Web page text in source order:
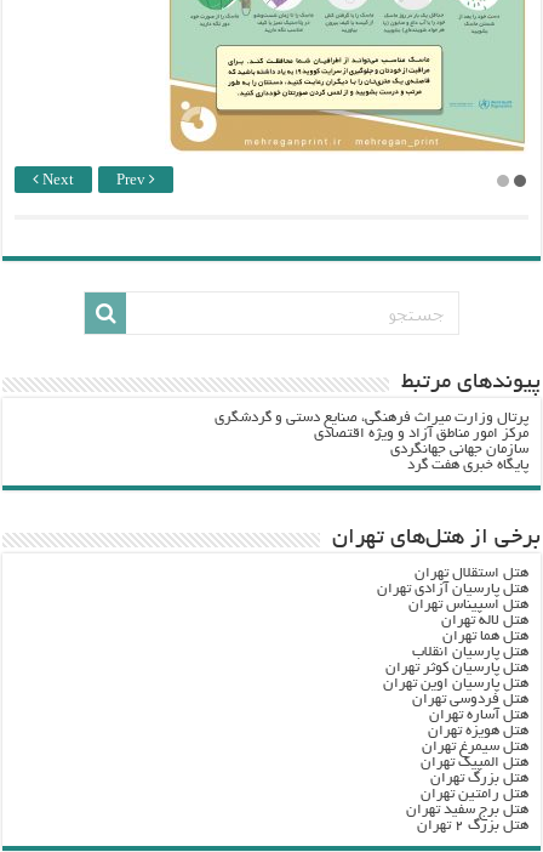
Next Prev
پيوندهاي مرتبط
پرتال وزارت ميراث فرهنگي، صنایع دستی و گردشگري
مرکز امور مناطق آزاد و ویژه اقتصادی
سازمان جهانی جهانگردی
پایگاه خبری هفت گرد
برخی از هتل‌های تهران
هتل استقلال تهران
هتل پارسیان آزادی تهران
هتل اسپیناس تهران
هتل لاله تهران
هتل هما تهران
هتل پارسیان انقلاب
هتل پارسیان کوثر تهران
هتل پارسیان اوین تهران
هتل فردوسی تهران
هتل آساره تهران
هتل هویزه تهران
هتل سیمرغ تهران
هتل المپیک تهران
هتل بزرگ تهران
هتل رامتین تهران
هتل برج سفید تهران
هتل بزرگ ۲ تهران